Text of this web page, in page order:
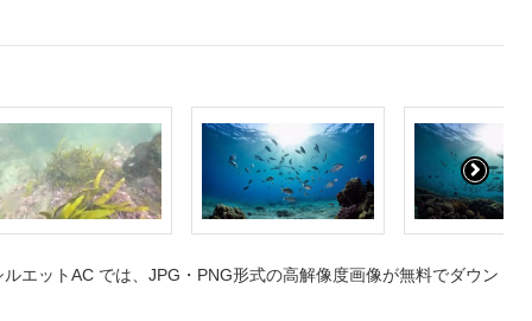
エットAC では、JPG・PNG形式の高解像度画像が無料でダウン